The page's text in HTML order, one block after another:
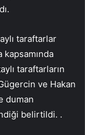
taraftarlar
taraftarların
ve Hakan
duman
belirtildi. .